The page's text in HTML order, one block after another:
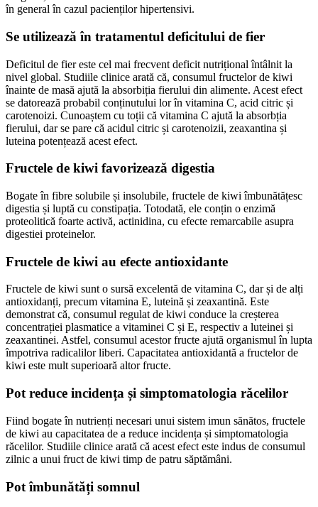
în general în cazul pacienților hipertensivi.
Se utilizează în tratamentul deficitului de fier
Deficitul de fier este cel mai frecvent deficit nutrițional întâlnit la
nivel global. Studiile clinice arată că, consumul fructelor de kiwi
înainte de masă ajută la absorbiția fierului din alimente. Acest efect
se datorează probabil conținutului lor în vitamina C, acid citric și
carotenoizi. Cunoaștem cu toții că vitamina C ajută la absorbția
fierului, dar se pare că acidul citric și carotenoizii, zeaxantina și
luteina potențează acest efect.
Fructele de kiwi favorizează digestia
Bogate în fibre solubile și insolubile, fructele de kiwi îmbunătățesc
digestia și luptă cu constipația. Totodată, ele conțin o enzimă
proteolitică foarte activă, actinidina, cu efecte remarcabile asupra
digestiei proteinelor.
Fructele de kiwi au efecte antioxidante
Fructele de kiwi sunt o sursă excelentă de vitamina C, dar și de alți
antioxidanți, precum vitamina E, luteină și zeaxantină. Este
demonstrat că, consumul regulat de kiwi conduce la creșterea
concentrației plasmatice a vitaminei C și E, respectiv a luteinei și
zeaxantinei. Astfel, consumul acestor fructe ajută organismul în lupta
împotriva radicalilor liberi. Capacitatea antioxidantă a fructelor de
kiwi este mult superioară altor fructe.
Pot reduce incidența și simptomatologia răcelilor
Fiind bogate în nutrienți necesari unui sistem imun sănătos, fructele
de kiwi au capacitatea de a reduce incidența și simptomatologia
răcelilor. Studiile clinice arată că acest efect este indus de consumul
zilnic a unui fruct de kiwi timp de patru săptămâni.
Pot îmbunătăți somnul